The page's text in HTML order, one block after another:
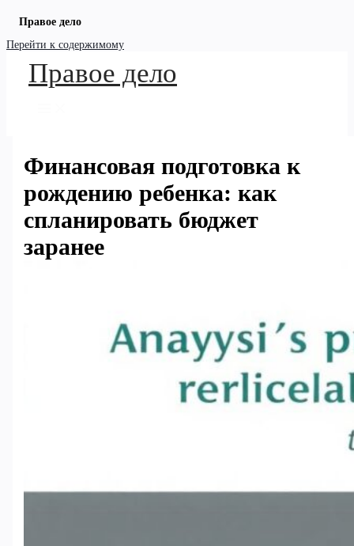
Правое дело
Перейти к содержимому
Правое дело
Финансовая подготовка к
рождению ребенка: как
спланировать бюджет
заранее